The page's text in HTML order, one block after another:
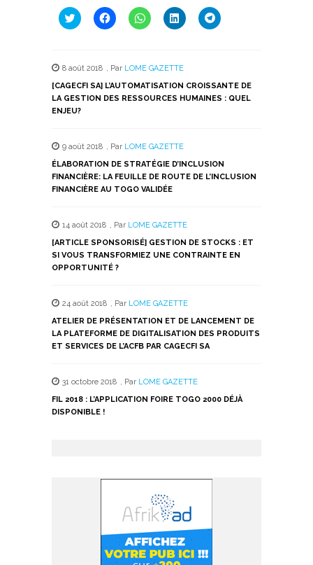
Cliquez
pour
une
nouvelle
fenêtre)
Cliquez
pour
une
nouvelle
fenêtre)
Cliquez
pour
une
nouvelle
fenêtre)
Cliquez
pour
une
nouvelle
fenêtre)
Cliquez
pour
nouvelle
fenêtre)
8 août 2018 , Par LOME GAZETTE
[CAGECFI SA] L’AUTOMATISATION CROISSANTE DE
LA GESTION DES RESSOURCES HUMAINES : QUEL
ENJEU?
9 août 2018 , Par LOME GAZETTE
ÉLABORATION DE STRATÉGIE D’INCLUSION
FINANCIÈRE: LA FEUILLE DE ROUTE DE L’INCLUSION
FINANCIÈRE AU TOGO VALIDÉE
14 août 2018 , Par LOME GAZETTE
[ARTICLE SPONSORISÉ] GESTION DE STOCKS : ET
SI VOUS TRANSFORMIEZ UNE CONTRAINTE EN
OPPORTUNITÉ ?
24 août 2018 , Par LOME GAZETTE
ATELIER DE PRÉSENTATION ET DE LANCEMENT DE
LA PLATEFORME DE DIGITALISATION DES PRODUITS
ET SERVICES DE L’ACFB PAR CAGECFI SA
31 octobre 2018 , Par LOME GAZETTE
FIL 2018 : L’APPLICATION FOIRE TOGO 2000 DÉJÀ
DISPONIBLE !